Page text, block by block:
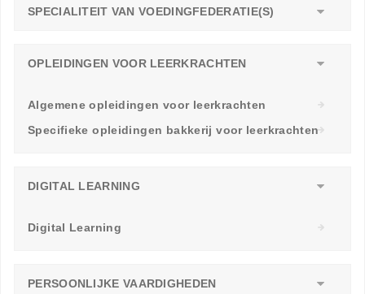
SPECIALITEIT VAN VOEDINGFEDERATIE(S)
OPLEIDINGEN VOOR LEERKRACHTEN
Algemene opleidingen voor leerkrachten
Specifieke opleidingen bakkerij voor leerkrachten
DIGITAL LEARNING
Digital Learning
PERSOONLIJKE VAARDIGHEDEN